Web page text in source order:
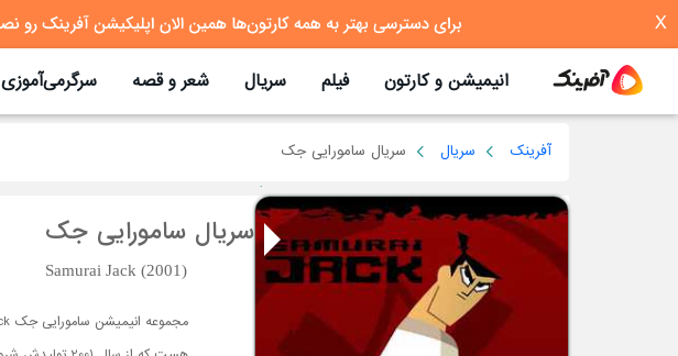
X
انیمیشن و کارتون فیلم سریال شعر و قصه سرگرمی‌آموزی
آفرینک سریال سریال سامورایی جک
سریال سامورایی جک
Samurai Jack (2001)